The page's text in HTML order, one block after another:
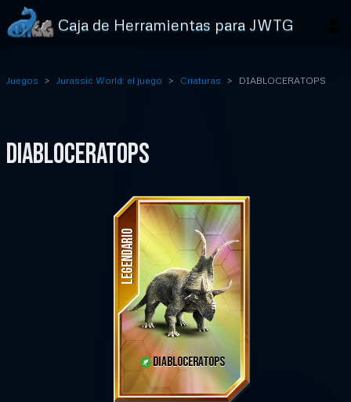
Caja de Herramientas para JWTG
Juegos Jurassic World: el juego Criaturas DIABLOCERATOPS
DIABLOCERATOPS
LEGENDARIO
DIABLOCERATOPS